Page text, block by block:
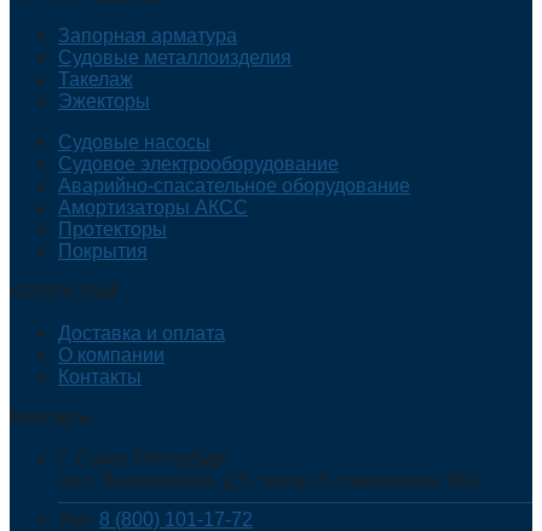
Запорная арматура
Судовые металлоизделия
Такелаж
Эжекторы
Судовые насосы
Судовое электрооборудование
Аварийно-спасательное оборудование
Амортизаторы АКСС
Протекторы
Покрытия
КЛИЕНТАМ
Доставка и оплата
О компании
Контакты
Контакты
Г. Санкт-Петербург
пр-т Энергетиков, д.3, литер А помещение 10/2
Тел. 8 (800) 101-17-72